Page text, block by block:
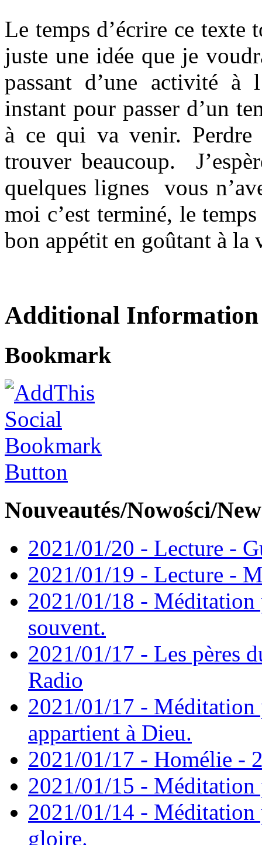
Le temps d’écrire ce texte
juste une idée que je
passant d’une activité à
instant pour passer d’un
à ce qui va venir. Perdre
trouver beaucoup.
quelques lignes vous
moi c’est terminé, le
bon appétit en goûtant à la
Additional Information
Bookmark
Nouveautés/Nowości/
2021/01/20 - Lecture -
2021/01/19 - Lecture -
2021/01/18 - Méditation
souvent.
2021/01/17 - Les pères
Radio
2021/01/17 - Méditation
appartient à Dieu.
2021/01/17 - Homélie -
2021/01/15 - Méditation
2021/01/14 - Méditation
gloire.